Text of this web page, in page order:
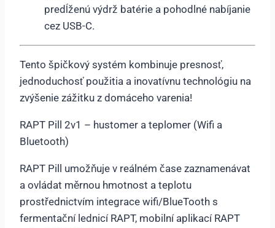
predĺženú výdrž batérie a pohodlné nabíjanie
cez USB-C.
Tento špičkový systém kombinuje presnosť,
jednoduchosť použitia a inovatívnu technológiu na
zvýšenie zážitku z domáceho varenia!
RAPT Pill 2v1 – hustomer a teplomer (Wifi a
Bluetooth)
RAPT Pill umožňuje v reálném čase zaznamenávat
a ovládat měrnou hmotnost a teplotu
prostřednictvím integrace wifi/BlueTooth s
fermentační lednicí RAPT, mobilní aplikací RAPT